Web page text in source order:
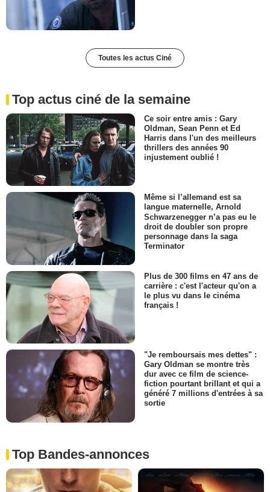
Toutes les actus Ciné
Top actus ciné de la semaine
Ce soir entre amis : Gary
Oldman, Sean Penn et Ed
Harris dans l'un des meilleurs
thrillers des années 90
injustement oublié !
Même si l’allemand est sa
langue maternelle, Arnold
Schwarzenegger n’a pas eu le
droit de doubler son propre
personnage dans la saga
Terminator
Plus de 300 films en 47 ans de
carrière : c'est l'acteur qu'on a
le plus vu dans le cinéma
français !
"Je remboursais mes dettes" :
Gary Oldman se montre très
dur avec ce film de science-
fiction pourtant brillant et qui a
généré 7 millions d'entrées à sa
sortie
Top Bandes-annonces